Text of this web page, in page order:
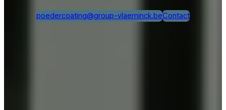
poedercoating@group-vlaeminck.beContact